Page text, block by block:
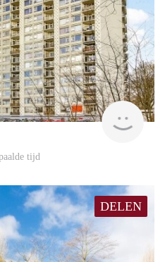
tijd
DELEN